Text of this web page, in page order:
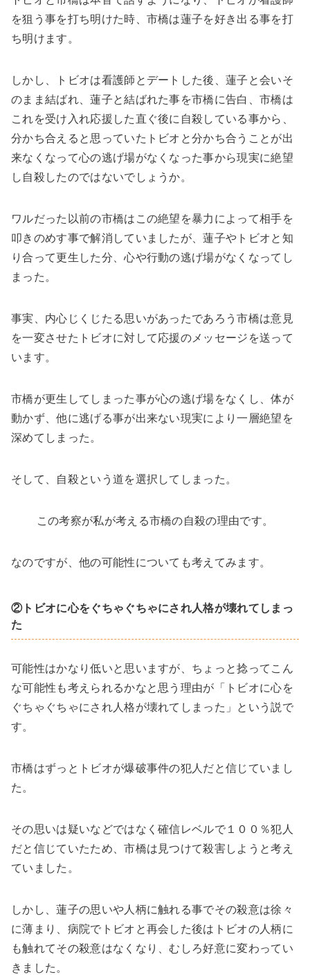
を狙う事を打ち明けた時、市橋は蓮子を好き出る事を打
ち明けます。
しかし、トビオは看護師とデートした後、蓮子と会いそ
のまま結ばれ、蓮子と結ばれた事を市橋に告白、市橋は
これを受け入れ応援した直ぐ後に自殺している事から、
分かち合えると思っていたトビオと分かち合うことが出
来なくなって心の逃げ場がなくなった事から現実に絶望
し自殺したのではないでしょうか。
ワルだった以前の市橋はこの絶望を暴力によって相手を
叩きのめす事で解消していましたが、蓮子やトビオと知
り合って更生した分、心や行動の逃げ場がなくなってし
まった。
事実、内心じくじたる思いがあったであろう市橋は意見
を一変させたトビオに対して応援のメッセージを送って
います。
市橋が更生してしまった事が心の逃げ場をなくし、体が
動かず、他に逃げる事が出来ない現実により一層絶望を
深めてしまった。
そして、自殺という道を選択してしまった。
この考察が私が考える市橋の自殺の理由です。
なのですが、他の可能性についても考えてみます。
②トビオに心をぐちゃぐちゃにされ人格が壊れてしまっ
た
可能性はかなり低いと思いますが、ちょっと捻ってこん
な可能性も考えられるかなと思う理由が「トビオに心を
ぐちゃぐちゃにされ人格が壊れてしまった」という説で
す。
市橋はずっとトビオが爆破事件の犯人だと信じていまし
た。
その思いは疑いなどではなく確信レベルで１００％犯人
だと信じていたため、市橋は見つけて殺害しようと考え
ていました。
しかし、蓮子の思いや人柄に触れる事でその殺意は徐々
に薄まり、病院でトビオと再会した後はトビオの人柄に
も触れてその殺意はなくなり、むしろ好意に変わってい
きました。